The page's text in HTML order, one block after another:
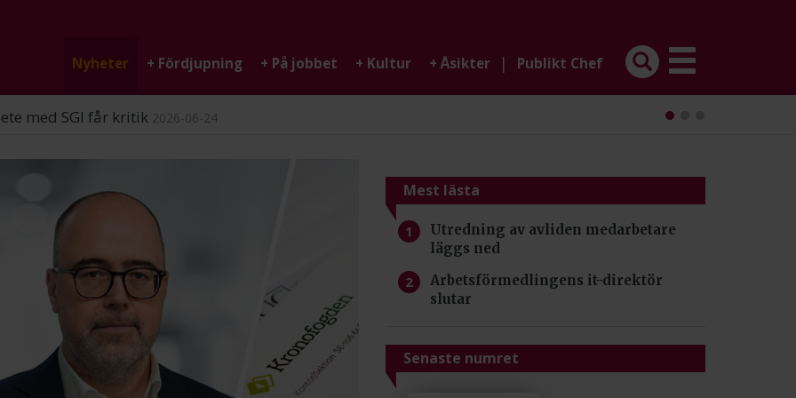
Nyheter + Fördjupning + På jobbet + Kultur + Åsikter | Publikt Chef
2026-06-25
Mest lästa
Utredning av avliden medarbetare
läggs ned
Arbetsförmedlingens it-direktör
slutar
Senaste numret